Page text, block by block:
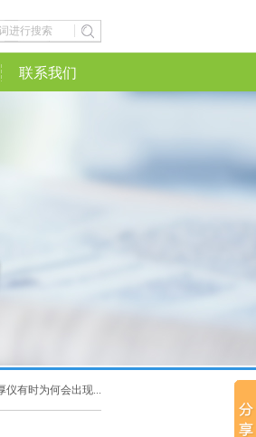
联系我们
仪有时为何会出现...